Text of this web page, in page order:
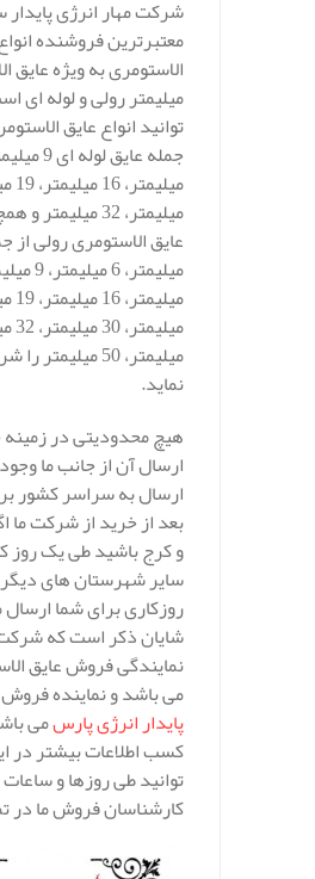
شرکت مهار انرژی پایدار
معتبرترین فروشنده
میلیمتر رولی و لوله ای
توانید انواع عایق
میلیمتر، 32
میلیمتر، 50
نماید.
هیچ محدودیتی در زمینه
ارسال آن از جانب ما
ارسال به سراسر کشور
بعد از خرید از شرکت ما
و کرج باشید طی یک روز
سایر شهرستان های
روزکاری برای شما
شایان ذکر است که
نمایندگی فروش عایق
می باشد و نماینده
پایدار انرژی پارسمی
کسب اطلاعات بیشتر در
توانید طی روزها و ساعات
کارشناسان فروش ما در